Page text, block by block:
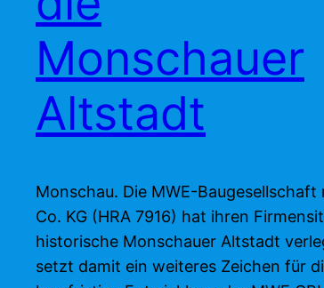
Monschauer
Altstadt
Monschau. Die MWE-Baugesellschaft
Co. KG (HRA 7916) hat ihren
historische Monschauer Altstadt
setzt damit ein weiteres Zeichen für